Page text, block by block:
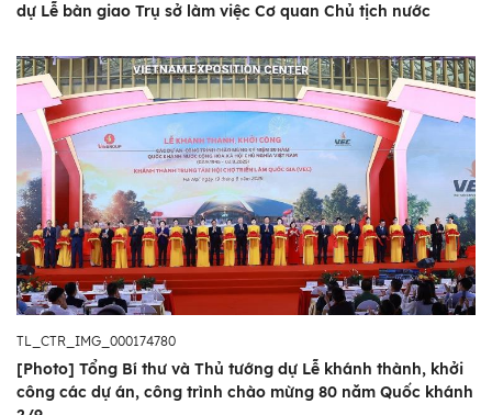
dự Lễ bàn giao Trụ sở làm việc Cơ quan Chủ tịch nước
TL_CTR_IMG_000174780
[Photo] Tổng Bí thư và Thủ tướng dự Lễ khánh thành, khởi
công các dự án, công trình chào mừng 80 năm Quốc khánh